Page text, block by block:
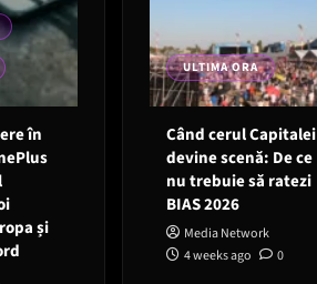
în
și
ULTIMA ORA
Când cerul Capitalei
devine scenă: De ce
nu trebuie să ratezi
BIAS 2026
Media Network
4 weeks ago
0